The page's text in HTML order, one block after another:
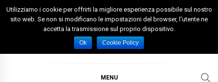
Skip
Spazio Foggia
Foggia News Calcio Eventi e Attività nella Capitanata
MENU
Utilizziamo i cookie per offrirti la migliore esperienza possibile sul nostro
sito web. Se non si modificano le impostazioni del browser, l'utente ne
accetta la trasmissione sul proprio dispositivo.
Ok Cookie Policy